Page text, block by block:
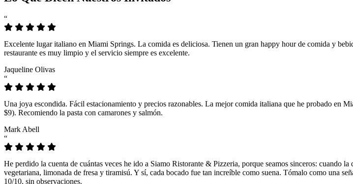
“
Excelente lugar italiano en Miami Springs. La comida es deliciosa. Tienen un gran happy hour de comida y
restaurante es muy limpio y el servicio siempre es excelente.
Jaqueline Olivas
“
Una joya escondida. Fácil estacionamiento y precios razonables. La mejor comida italiana que he probado en
$9). Recomiendo la pasta con camarones y salmón.
Mark Abell
“
He perdido la cuenta de cuántas veces he ido a Siamo Ristorante & Pizzeria, porque seamos sinceros: cuando
vegetariana, limonada de fresa y tiramisú. Y sí, cada bocado fue tan increíble como suena. Tómalo como una
10/10, sin observaciones.